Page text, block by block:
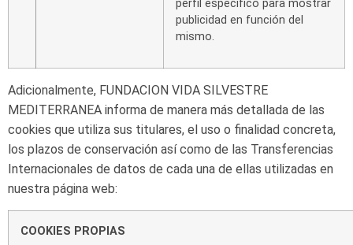
perfil específico para mostrar
publicidad en función del
mismo.
Adicionalmente, FUNDACION VIDA SILVESTRE
MEDITERRANEA informa de manera más detallada de las
cookies que utiliza sus titulares, el uso o finalidad concreta,
los plazos de conservación así como de las Transferencias
Internacionales de datos de cada una de ellas utilizadas en
nuestra página web:
COOKIES PROPIAS